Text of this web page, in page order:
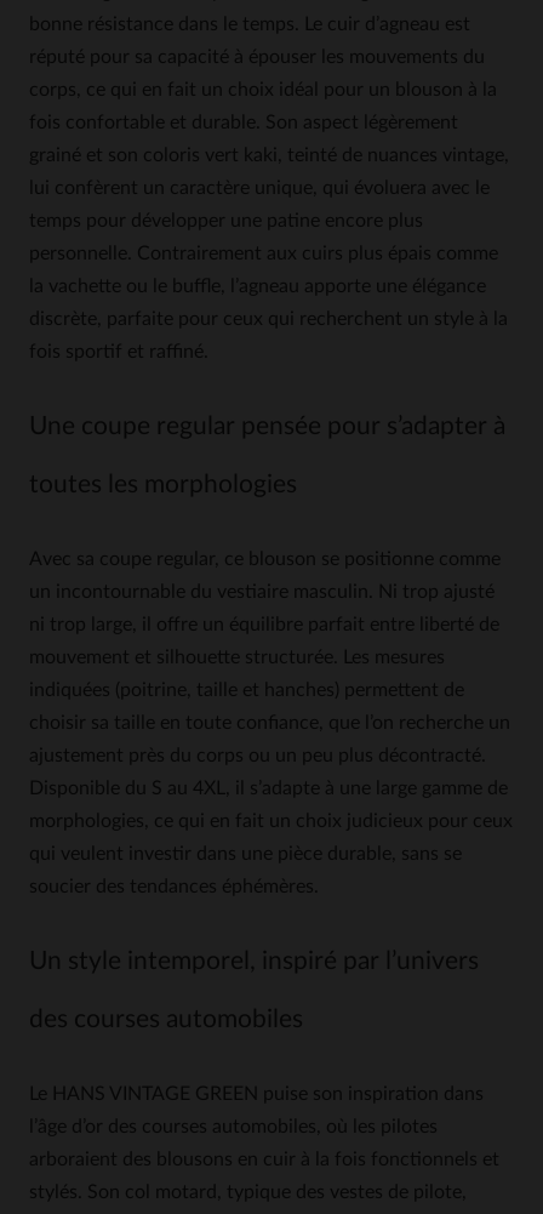
bonne résistance dans le temps. Le cuir d’agneau est
réputé pour sa capacité à épouser les mouvements du
corps, ce qui en fait un choix idéal pour un blouson à la
fois confortable et durable. Son aspect légèrement
grainé et son coloris vert kaki, teinté de nuances vintage,
lui confèrent un caractère unique, qui évoluera avec le
temps pour développer une patine encore plus
personnelle. Contrairement aux cuirs plus épais comme
la vachette ou le buffle, l’agneau apporte une élégance
discrète, parfaite pour ceux qui recherchent un style à la
fois sportif et raffiné.
Une coupe regular pensée pour s’adapter à
toutes les morphologies
Avec sa coupe regular, ce blouson se positionne comme
un incontournable du vestiaire masculin. Ni trop ajusté
ni trop large, il offre un équilibre parfait entre liberté de
mouvement et silhouette structurée. Les mesures
indiquées (poitrine, taille et hanches) permettent de
choisir sa taille en toute confiance, que l’on recherche un
ajustement près du corps ou un peu plus décontracté.
Disponible du S au 4XL, il s’adapte à une large gamme de
morphologies, ce qui en fait un choix judicieux pour ceux
qui veulent investir dans une pièce durable, sans se
soucier des tendances éphémères.
Un style intemporel, inspiré par l’univers
des courses automobiles
Le HANS VINTAGE GREEN puise son inspiration dans
l’âge d’or des courses automobiles, où les pilotes
arboraient des blousons en cuir à la fois fonctionnels et
stylés. Son col motard, typique des vestes de pilote,